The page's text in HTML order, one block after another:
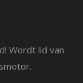
Wordt lid van